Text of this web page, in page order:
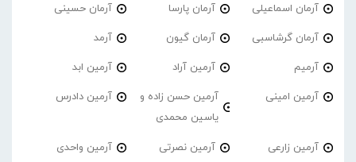
آرمان اسماعیلی آرمان پارسا آرمان حسینی
آرمان گرشاسبی آرمان گیون آرمد
آرمیم آرمین آراد آرمین ابد
آرمین امینی
آرمین حسن زاده و
یاسین محمدی
آرمین دادرس
آرمین زارعی آرمین نصرتی آرمین واحدی